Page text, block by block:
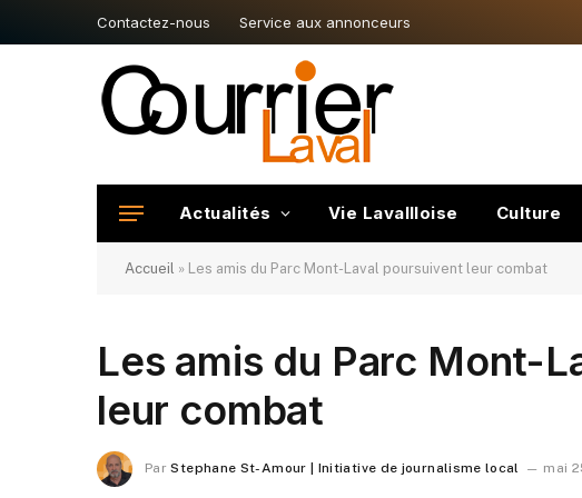
Contactez-nous Service aux annonceurs
Actualités Vie Lavallloise Culture
Accueil » Les amis du Parc Mont-Laval poursuivent leur combat
Les amis du Parc Mont-
leur combat
Par Stephane St-Amour | Initiative de journalisme local mai